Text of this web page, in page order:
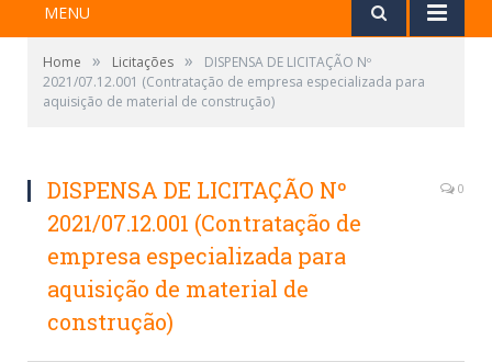
MENU
Home » Licitações »
DISPENSA DE LICITAÇÃO Nº
2021/07.12.001 (Contratação de empresa especializada para
aquisição de material de construção)
DISPENSA DE LICITAÇÃO Nº
2021/07.12.001 (Contratação de
empresa especializada para
aquisição de material de
construção)
0